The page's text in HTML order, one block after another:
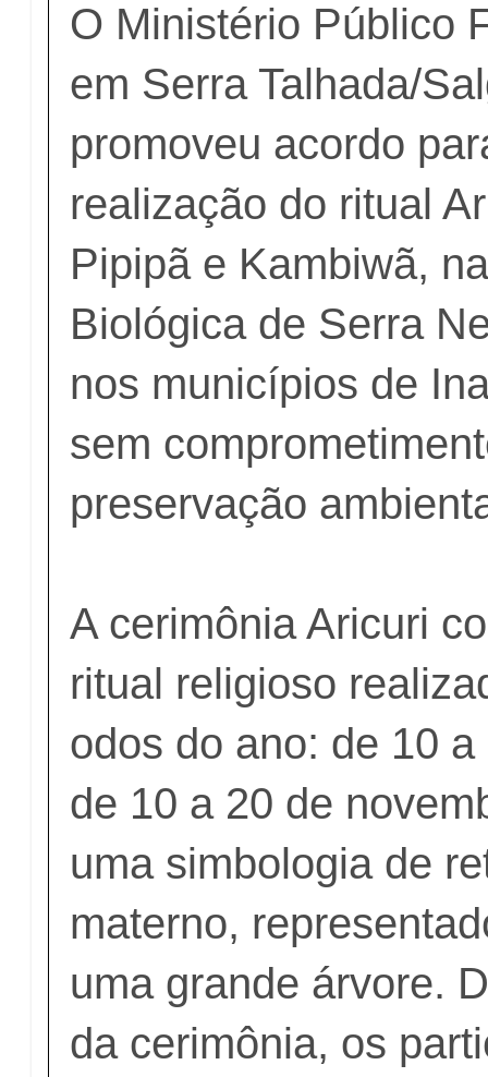
O Ministério Público
em Serra Talhada/
promoveu acordo
realização do ritual
Pipipã e Kambiwã,
Biológica de Serra
nos municípios de
sem
preservação
A cerimônia Aricuri
ritual religioso
odos do ano: de 10
de 10 a 20 de
uma simbologia de
materno,
uma grande árvore.
da cerimônia, os